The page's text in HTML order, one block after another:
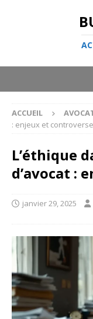
ACCUEIL
: enjeux et
L’éthique
d’avocat :
janvier 29, 2025